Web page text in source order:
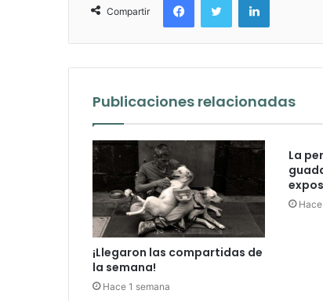
Compartir
Publicaciones relacionadas
¡Llegaron las compartidas de
la semana!
Hace 1 semana
La